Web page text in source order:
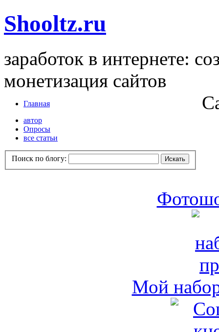
Shooltz.ru
заработок в интернете:
монетизация сайтов
Главная
автор
Опросы
все статьи
Поиск по блогу:
Мой